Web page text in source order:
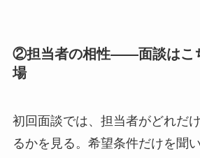
②担当者の相性——面談はこ
場
初回面談では、担当者がどれだ
るかを見る。希望条件だけを聞